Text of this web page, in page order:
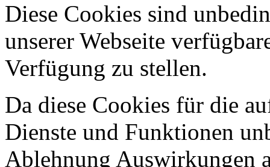
Diese Cookies sind
unserer Webseite
Verfügung zu stellen.
Da diese Cookies für die
Dienste und Funktionen
Ablehnung Auswirkungen